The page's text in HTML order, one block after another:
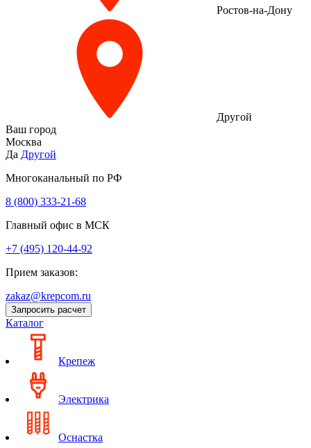
Ростов-на-Дону
Другой
Ваш город
Москва
Да Другой
Многоканальный по РФ
8 (800) 333‑21-68
Главный офис в МСК
+7 (495) 120-44-92
Прием заказов:
zakaz@krepcom.ru
Запросить расчет
Каталог
Крепеж
Электрика
Оснастка